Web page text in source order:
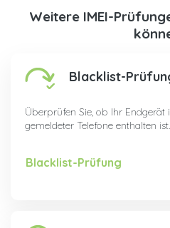
Weitere IMEI-
Blacklist-
Überprüfen Sie, ob Ihr Endgerät
gemeldeter Telefone enthalten
Blacklist-Prüfung